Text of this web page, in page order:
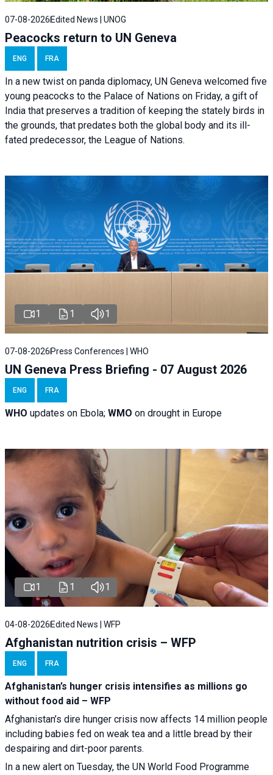
07-08-2026 Edited News | UNOG
Peacocks return to UN Geneva
ENG FRA
In a new twist on panda diplomacy, UN Geneva welcomed five
young peacocks to the Palace of Nations on Friday, a gift of
India that preserves a tradition of keeping the stately birds in
the grounds, that predates both the global body and its ill-
fated predecessor, the League of Nations.
1 1 1
07-08-2026 Press Conferences | WHO
UN Geneva Press Briefing - 07 August 2026
ENG FRA
WHO updates on Ebola; WMO on drought in Europe
1 1 1
04-08-2026 Edited News | WFP
Afghanistan nutrition crisis – WFP
ENG FRA
Afghanistan’s hunger crisis intensifies as millions go
without food aid – WFP
Afghanistan’s dire hunger crisis now affects 14 million people
including babies fed on weak tea and a little bread by their
despairing and dirt-poor parents.
In a new alert on Tuesday, the UN World Food Programme